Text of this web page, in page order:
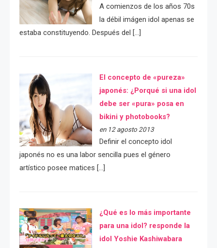
A comienzos de los años 70s
la débil imágen idol apenas se
estaba constituyendo. Después del […]
El concepto de «pureza»
japonés: ¿Porqué si una idol
debe ser «pura» posa en
bikini y photobooks?
en 12 agosto 2013
Definir el concepto idol
japonés no es una labor sencilla pues el género
artístico posee matices […]
¿Qué es lo más importante
para una idol? responde la
idol Yoshie Kashiwabara